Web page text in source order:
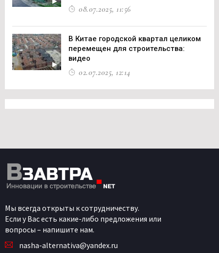
08.07.2025, 11:56
В Китае городской квартал целиком
перемещен для строительства:
видео
02.07.2025, 12:14
Мы всегда открыты к сотрудничеству.
Если у Вас есть какие-либо предложения или
вопросы – напишите нам.
nasha-alternativa@yandex.ru